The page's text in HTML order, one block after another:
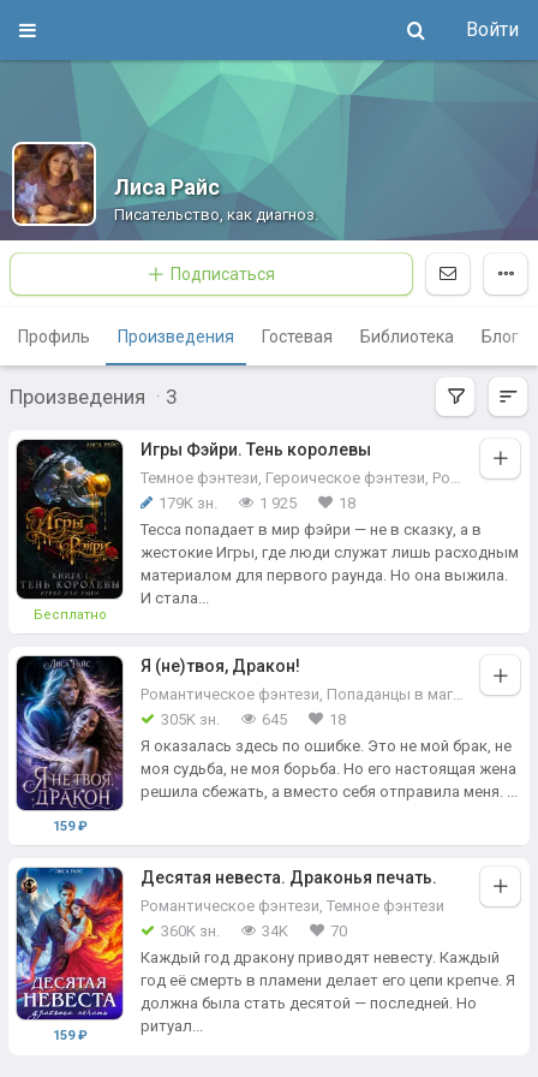
Войти
Лиса Райс
Писательство, как диагноз.
Подписаться
Профиль Произведения Гостевая Библиотека Блог
Произведения · 3
Бесплатно
Игры Фэйри. Тень королевы
Темное фэнтези, Героическое фэнтези, Романтическое фэнтези
179K зн.
1 925
18
Тесса попадает в мир фэйри — не в сказку, а в
жестокие Игры, где люди служат лишь расходным
материалом для первого раунда. Но она выжила.
И стала...
159 ₽
Я (не)твоя, Дракон!
Романтическое фэнтези, Попаданцы в магические миры
305K зн.
645
18
Я оказалась здесь по ошибке. Это не мой брак, не
моя судьба, не моя борьба. Но его настоящая жена
решила сбежать, а вместо себя отправила меня. ...
159 ₽
Десятая невеста. Драконья печать.
Романтическое фэнтези Темное фэнтези
360K зн.
34K
70
Каждый год дракону приводят невесту. Каждый
год её смерть в пламени делает его цепи крепче. Я
должна была стать десятой — последней. Но
ритуал...